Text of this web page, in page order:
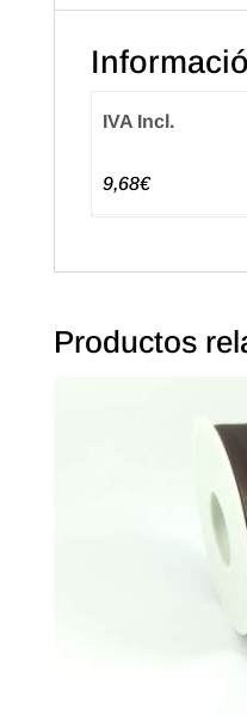
surtidos
(100u.)
cantidad
IVA Incl.
9,68€
Productos